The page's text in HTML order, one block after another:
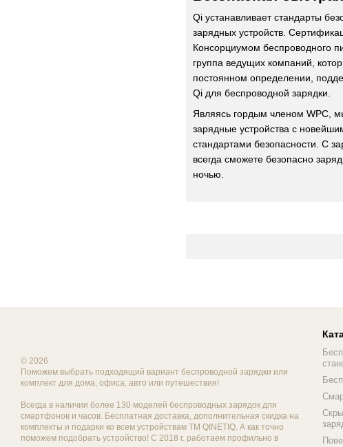
Qi устанавливает стандарты
зарядных устройств.
Консорциумом беспроводного
группа ведущих компаний,
постоянном определении,
Qi для беспроводной зарядки.
Являясь гордым членом WPC,
зарядные устройства с
стандартами безопасности. С
всегда сможете безопасно
ночью.
© 2026
Поможем выбрать подходящий вариант беспроводной зарядки или
комплект для дома, офиса, авто или путешествия!
Всегда в наличии более 130 моделей беспроводных зарядок для
смартфонов и часов. Бесплатная доставка, дополнительная скидка на
комплекты и подарки ко всем устройствам ТМ QINETIQ. А как точно
поможем подобрать устройство! С 2018 г. работаем профильно в